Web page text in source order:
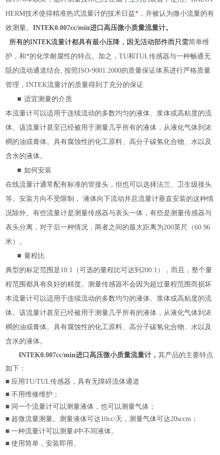
HERM技术使得精准热式流量计的技术日益* ，并被认为微小流量的有
效测量。INTEK0.007cc/min进口高压微小质量流量计。
所有的INTEK流量计都具有最小压降，因无活动部件而只需简单维
护，和*的化学耐腐性的特点。 加之，TU和TUL传感器与一种畅通无
阻的流动通道结合,按照ISO-9001:2000的质量保证体系进行严格质量
管理，INTEK流量计的质量得到了充分的保证
■ 适宜测量的介质
本流量计可以适用于连续流动的多数均匀的液体、浆体或高粘度的流
体。该流量计甚至已经被用于测量几乎所有的液体，从液化气体到浓
稠的油或膏体。具有腐蚀性的化工原料、高分子碳氢化合物、水以及
含水的液体。
■ 如何安装
在线流量计通常配有标准的管接头，但也可以选择法兰、卫生级接头
等。安装方向不受限制， 液体向下流动并且流量计垂直安装的这种情
况除外。有些流量计是测量传感器与表头一体，有些是测量传感器与
表头分离，对于后一种情况，两者之间的最大距离为200英尺（60.96
米）。
■ 量程比
典型的标定范围是10:1 （可选的量程比可达到200:1 ），而且，整个量
程范围都具有良好的精度。测量传感器不会因为超过量程范围而损坏
本流量计可以适用于连续流动的多数均匀的液体、浆体或高粘度的流
体。该流量计甚至已经被用于测量几乎所有的液体，从液化气体到浓
稠的油或膏体。具有腐蚀性的化工原料、高分子碳氢化合物、水以及
含水的液体。
INTEK0.007cc/min进口高压微小质量流量计 ，其产品的主要特点
如下：
■ 应用TU/TUL传感器，具有无障碍流体通道
■ 不用维修维护；
■ 同一个流量计可以测量液体，也可以测量气体；
■ 超微流量测量。测量液体可达10cc/天，测量气体可达20sccm ；
■ 一种流量计可以测量4中不同液体。
■ 使用简单，安装即用。